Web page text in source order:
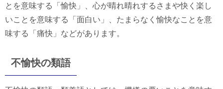
とを意味する「愉快」、心が晴れ晴れするさまや快く楽し
いことを意味する「面白い」、たまらなく愉快なことを意
味する「痛快」などがあります。
不愉快の類語